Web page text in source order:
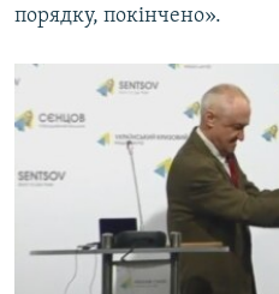
порядку, покінчено».